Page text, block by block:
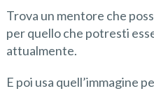
Trova un mentore che
per quello che potresti
attualmente.
E poi usa quell’immagine